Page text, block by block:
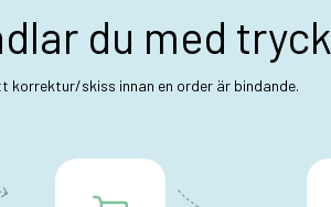
du med tryck
korrektur/skiss innan en order är bindande.